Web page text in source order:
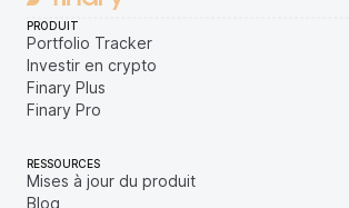
PRODUIT
Portfolio Tracker
Investir en crypto
Finary Plus
Finary Pro
RESSOURCES
Mises à jour du produit
Blog